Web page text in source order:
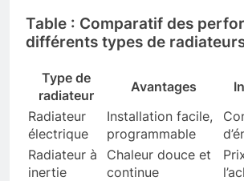
Table : Comparatif des
différents types de
Type de
radiateur
Avantages
Radiateur
électrique
Installation facile,
programmable
Radiateur à
inertie
Chaleur douce et
continue